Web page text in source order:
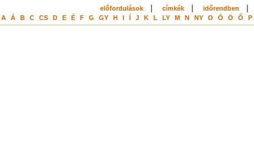
előfordulások| címkék| időrendben |
A
Á B C CS D E É F G GY H I Í J K L LY M N NY O Ó Ö Ő P